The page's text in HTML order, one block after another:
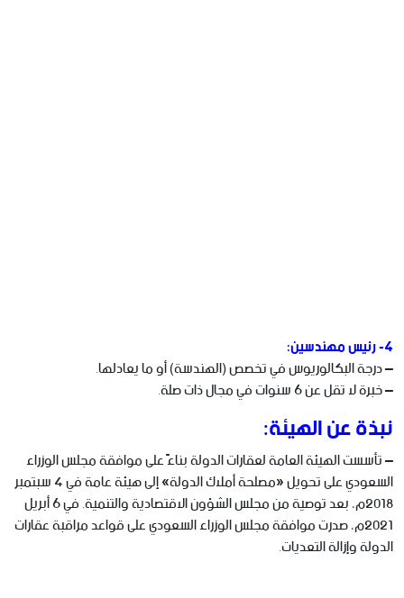
4- رئيس مهندسين:
– درجة البكالوريوس في تخصص (الهندسة) أو ما يعادلها.
– خبرة لا تقل عن 6 سنوات في مجال ذات صلة.
نبذة عن الهيئة:
– تأسست الهيئة العامة لعقارات الدولة بناءً على موافقة مجلس الوزراء
السعودي على تحويل «مصلحة أملاك الدولة» إلى هيئة عامة في 4 سبتمبر
2018م، بعد توصية من مجلس الشؤون الاقتصادية والتنمية. في 6 أبريل
2021م، صدرت موافقة مجلس الوزراء السعودي على قواعد مراقبة عقارات
الدولة وإزالة التعديات.